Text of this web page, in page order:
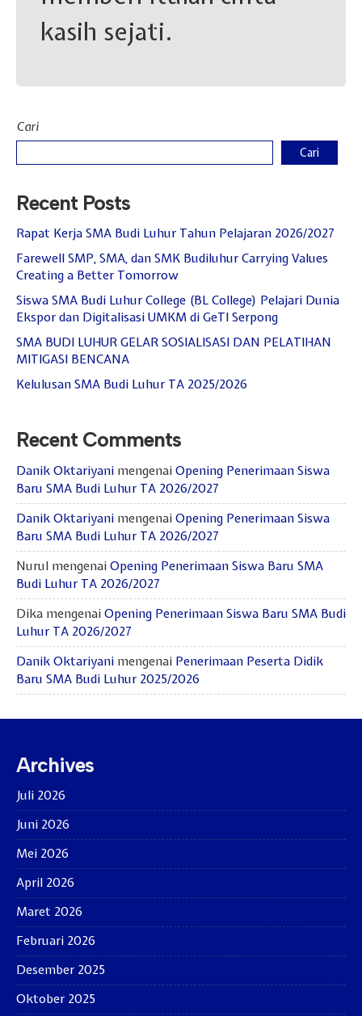
kasih sejati.
Cari
Cari
Recent Posts
Rapat Kerja SMA Budi Luhur Tahun Pelajaran 2026/2027
Farewell SMP, SMA, dan SMK Budiluhur Carrying Values
Creating a Better Tomorrow
Siswa SMA Budi Luhur College (BL College) Pelajari Dunia
Ekspor dan Digitalisasi UMKM di GeTI Serpong
SMA BUDI LUHUR GELAR SOSIALISASI DAN PELATIHAN
MITIGASI BENCANA
Kelulusan SMA Budi Luhur TA 2025/2026
Recent Comments
Danik Oktariyani mengenai Opening Penerimaan Siswa
Baru SMA Budi Luhur TA 2026/2027
Danik Oktariyani mengenai Opening Penerimaan Siswa
Baru SMA Budi Luhur TA 2026/2027
Nurul mengenai Opening Penerimaan Siswa Baru SMA
Budi Luhur TA 2026/2027
Dika mengenai Opening Penerimaan Siswa Baru SMA Budi
Luhur TA 2026/2027
Danik Oktariyani mengenai Penerimaan Peserta Didik
Baru SMA Budi Luhur 2025/2026
Archives
Juli 2026
Juni 2026
Mei 2026
April 2026
Maret 2026
Februari 2026
Desember 2025
Oktober 2025